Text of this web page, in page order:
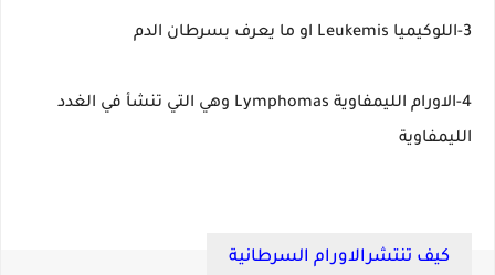
3-اللوكيميا Leukemis او ما يعرف بسرطان الدم
4-الاورام الليمفاوية Lymphomas وهي التي تنشأ في الغدد
الليمفاوية
كيف تنتشرالاورام السرطانية